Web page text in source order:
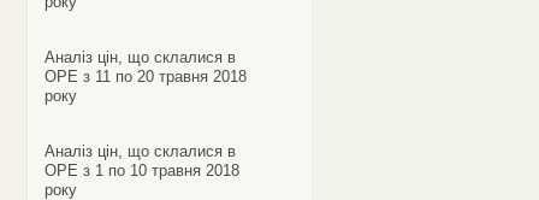
Аналіз цін, що склалися в
ОРЕ з 11 по 20 травня 2018
року
Аналіз цін, що склалися в
ОРЕ з 1 по 10 травня 2018
року